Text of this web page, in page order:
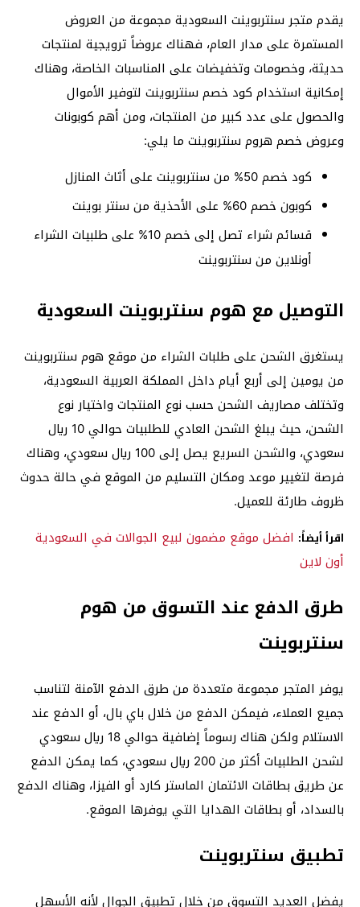
يقدم متجر سنتربوينت السعودية مجموعة من العروض
المستمرة على مدار العام، فهناك عروضاً ترويجية لمنتجات
حديثة، وخصومات وتخفيضات على المناسبات الخاصة، وهناك
إمكانية استخدام كود خصم سنتربوينت لتوفير الأموال
والحصول على عدد كبير من المنتجات، ومن أهم كوبونات
وعروض خصم هروم سنتربوينت ما يلي:
كود خصم 50% من سنتربوينت على أثاث المنازل
كوبون خصم 60% على الأحذية من سنتر بوينت
قسائم شراء تصل إلى خصم 10% على طلبيات الشراء
أونلاين من سنتربوينت
التوصيل مع هوم سنتربوينت السعودية
يستغرق الشحن على طلبات الشراء من موقع هوم سنتربوينت
من يومين إلى أربع أيام داخل المملكة العربية السعودية،
وتختلف مصاريف الشحن حسب نوع المنتجات واختيار نوع
الشحن، حيث يبلغ الشحن العادي للطلبيات حوالي 10 ريال
سعودي، والشحن السريع يصل إلى 100 ريال سعودي، وهناك
فرصة لتغيير موعد ومكان التسليم من الموقع في حالة حدوث
ظروف طارئة للعميل.
اقرأ أيضاً: افضل موقع مضمون لبيع الجوالات في السعودية
أون لاين
طرق الدفع عند التسوق من هوم
سنتربوينت
يوفر المتجر مجموعة متعددة من طرق الدفع الآمنة لتناسب
جميع العملاء، فيمكن الدفع من خلال باي بال، أو الدفع عند
الاستلام ولكن هناك رسوماً إضافية حوالي 18 ريال سعودي
لشحن الطلبيات أكثر من 200 ريال سعودي، كما يمكن الدفع
عن طريق بطاقات الائتمان الماستر كارد أو الفيزا، وهناك الدفع
بالسداد، أو بطاقات الهدايا التي يوفرها الموقع.
تطبيق سنتربوينت
يفضل العديد التسوق من خلال تطبيق الجوال لأنه الأسهل